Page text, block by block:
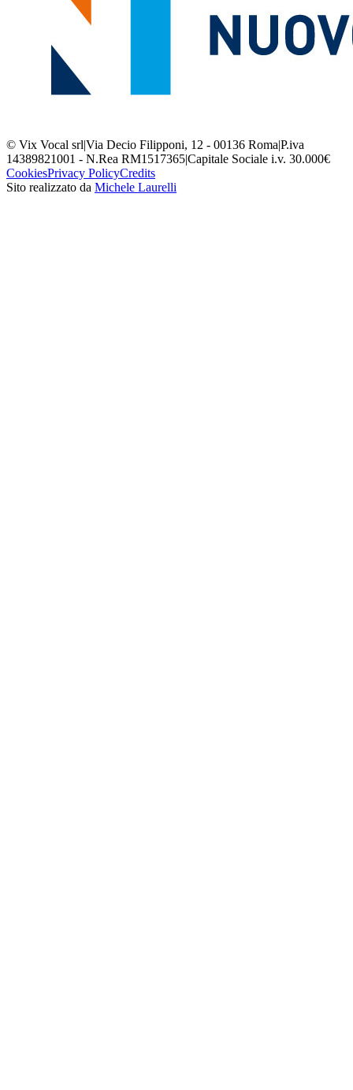
© Vix Vocal srl|Via Decio Filipponi, 12 - 00136 Roma|P.iva
14389821001 - N.Rea RM1517365|Capitale Sociale i.v. 30.000€
CookiesPrivacy PolicyCredits
Sito realizzato da Michele Laurelli